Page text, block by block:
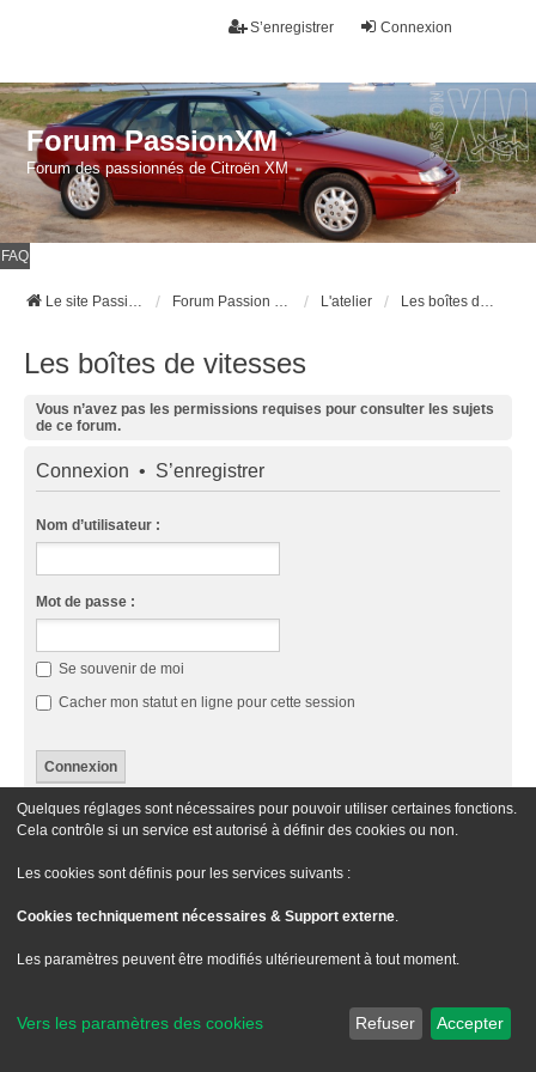
Connexion
S’enregistrer
Forum PassionXM
Forum des passionnés de Citroën XM
FAQ
Le site Passion XM Forum Passion XM L'atelier Les boîtes de vitesses
Les boîtes de vitesses
Vous n’avez pas les permissions requises pour consulter les sujets
de ce forum.
Connexion • S’enregistrer
Nom d’utilisateur :
Mot de passe :
Se souvenir de moi
Cacher mon statut en ligne pour cette session
Cette catégorie n’a pas de forum.
Stylewe_universalcreated by INVENTEA & v12mike
Quelques réglages sont nécessaires pour pouvoir utiliser certaines fonctions.
Cela contrôle si un service est autorisé à définir des cookies ou non.
Les cookies sont définis pour les services suivants :
Cookies techniquement nécessaires & Support externe.
Les paramètres peuvent être modifiés ultérieurement à tout moment.
Vers les paramètres des cookies Refuser Accepter